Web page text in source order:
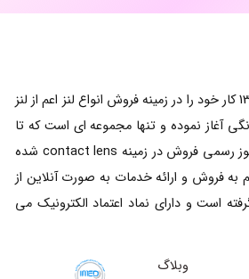
فروشگاه لنز امیر از سال 1392 کار خود را در زمینه فروش انواع لنز اعم از لنز
آغاز نموده و تنها مجموعه ای است که تا
کنون موفق به دریافت مجوز رسمی فروش در زمینه contact lens شده
1398 تصمیم به فروش و ارائه خدمات به صورت آنلاین از
است و دارای نماد اعتماد الکترونیک می
وبلاگ